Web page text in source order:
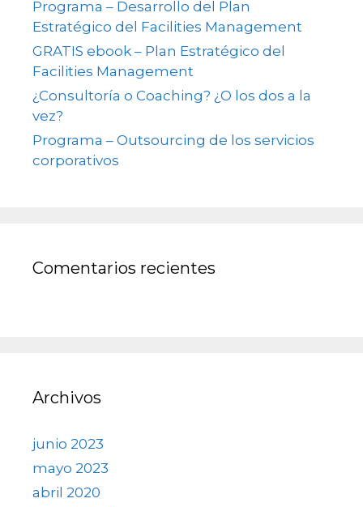
Programa – Desarrollo del Plan
Estratégico del Facilities Management
GRATIS ebook – Plan Estratégico del
Facilities Management
¿Consultoría o Coaching? ¿O los dos a la
vez?
Programa – Outsourcing de los servicios
corporativos
Comentarios recientes
Archivos
junio 2023
mayo 2023
abril 2020